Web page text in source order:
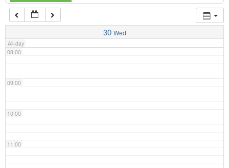
30 Wed
All-day
07:00
08:00
09:00
10:00
11:00